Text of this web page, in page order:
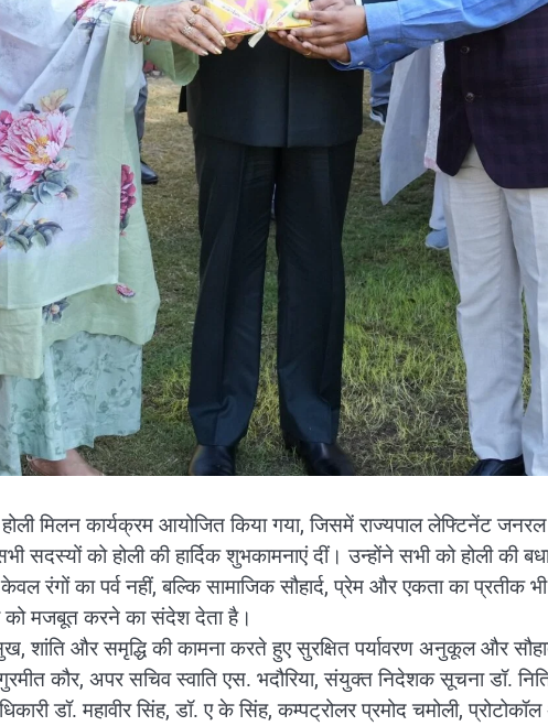
मिलन कार्यक्रम आयोजित किया गया, जिसमें राज्यपाल लेफ्टिनेंट
सदस्यों को होली की हार्दिक शुभकामनाएं दीं। उन्होंने सभी को होली की
रंगों का पर्व नहीं, बल्कि सामाजिक सौहार्द, प्रेम और एकता का प्रतीक
को मजबूत करने का संदेश देता है।
शांति और समृद्धि की कामना करते हुए सुरक्षित पर्यावरण अनुकूल और
कौर, अपर सचिव स्वाति एस. भदौरिया, संयुक्त निदेशक सूचना डॉ.
डॉ. महावीर सिंह, डॉ. ए के सिंह, कम्पट्रोलर प्रमोद चमोली,